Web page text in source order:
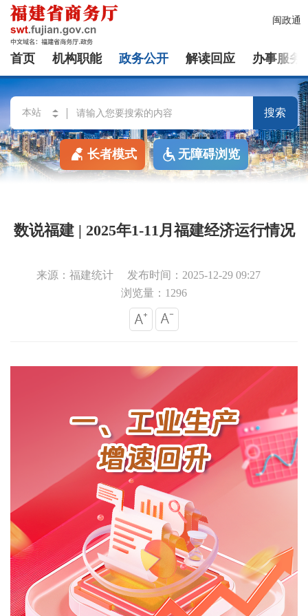
闽政通
首页 机构职能 政务公开 解读回应 办事服务
搜索
长者模式 无障碍浏览
数说福建 | 2025年1-11月福建经济运行情况
来源：福建统计
发布时间：2025-12-29 09:27
浏览量：1296